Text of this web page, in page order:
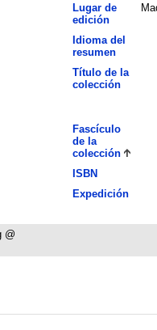
Lugar de
edición
Idioma del
resumen
Título de la
colección
Fascículo
de la
colección
ISBN
Expedición
@